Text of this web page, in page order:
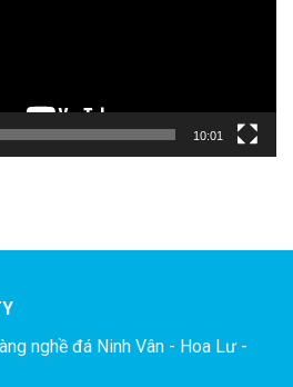
10:01
nghề đá Ninh Vân - Hoa Lư -